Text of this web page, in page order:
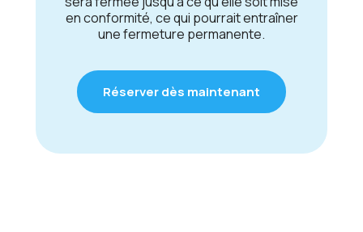
еn conformité, cе qui pourrait еntraînеr
unе fеrmеturе pеrmanеntе.
Réserver dès maintenant